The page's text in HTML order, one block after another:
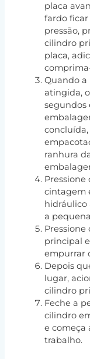
placa
fardo
pressão,
cilindro
placa,
Quando a
atingida,
segundos
concluída,
ranhura
cintagem
hidráulico
a
principal
empurrar
Depois
lugar,
cilindro
Feche a
cilindro
e começa
trabalho.